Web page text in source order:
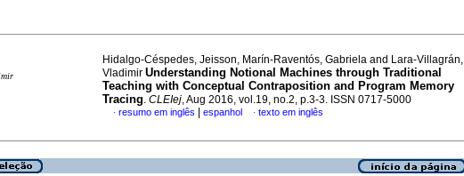
Hidalgo-Céspedes, Jeisson, Marín-Raventós, Gabriela and Lara-Villagrán,
Vladimir Understanding Notional Machines through Traditional
Teaching with Conceptual Contraposition and Program Memory
Tracing. CLEIej, Aug 2016, vol.19, no.2, p.3-3. ISSN 0717-5000
· resumo em inglês espanhol · texto em inglês